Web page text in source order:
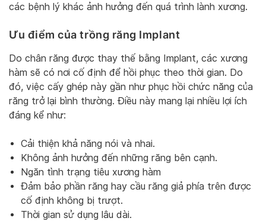
các bệnh lý khác ảnh hưởng đến quá trình lành xương.
Ưu điểm của trồng răng Implant
Do chân răng được thay thế bằng Implant, các xương
hàm sẽ có nơi cố định để hồi phục theo thời gian. Do
đó, việc cấy ghép này gần như phục hồi chức năng của
răng trở lại bình thường. Điều này mang lại nhiều lợi ích
đáng kể như:
Cải thiện khả năng nói và nhai.
Không ảnh hưởng đến những răng bên cạnh.
Ngăn tình trạng tiêu xương hàm
Đảm bảo phần răng hay cầu răng giả phía trên được
cố định không bị trượt.
Thời gian sử dụng lâu dài.